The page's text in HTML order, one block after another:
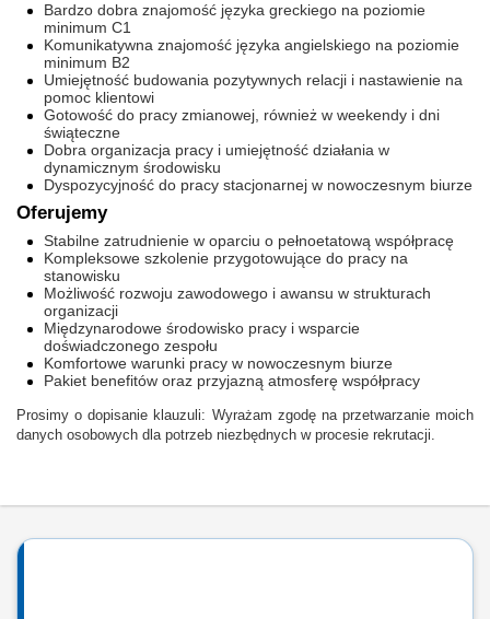
Bardzo dobra znajomość języka greckiego na poziomie
minimum C1
Komunikatywna znajomość języka angielskiego na poziomie
minimum B2
Umiejętność budowania pozytywnych relacji i nastawienie na
pomoc klientowi
Gotowość do pracy zmianowej, również w weekendy i dni
świąteczne
Dobra organizacja pracy i umiejętność działania w
dynamicznym środowisku
Dyspozycyjność do pracy stacjonarnej w nowoczesnym biurze
Oferujemy
Stabilne zatrudnienie w oparciu o pełnoetatową współpracę
Kompleksowe szkolenie przygotowujące do pracy na
stanowisku
Możliwość rozwoju zawodowego i awansu w strukturach
organizacji
Międzynarodowe środowisko pracy i wsparcie
doświadczonego zespołu
Komfortowe warunki pracy w nowoczesnym biurze
Pakiet benefitów oraz przyjazną atmosferę współpracy
Prosimy o dopisanie klauzuli: Wyrażam zgodę na przetwarzanie moich
danych osobowych dla potrzeb niezbędnych w procesie rekrutacji.